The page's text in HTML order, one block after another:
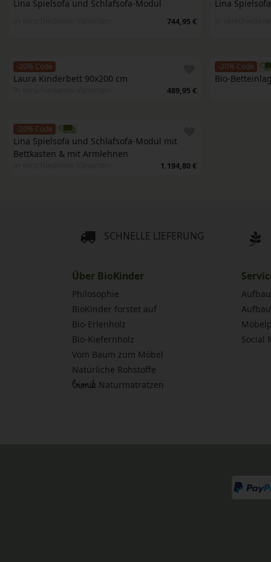
Lina Spielsofa und Schlafsofa-Modul
744,95 €
Lina
-20% Code
Laura Kinderbett 90x200 cm
489,95 €
-20% Code
Bio-
-20% Code
Lina Spielsofa und Schlafsofa-Modul mit
Bettkasten & mit Armlehnen
1.194,80 €
SCHNELLE LIEFERUNG
Über BioKinder
Philosophie
BioKinder forstet auf
Bio-Erlenholz
Bio-Kiefernholz
Vom Baum zum Möbel
Natürliche Rohstoffe
bionik Naturmatratzen
Social